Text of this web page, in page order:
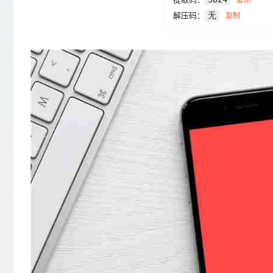
解压码： 无 复制